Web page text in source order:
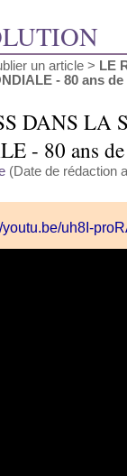
un article > LE
- 80 ans
DANS LA
- 80 ans
(Date de rédaction
youtu.be/uh8I-